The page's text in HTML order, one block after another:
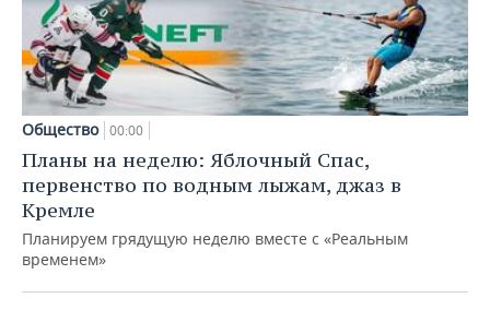
Общество 00:00
Планы на неделю: Яблочный Спас,
первенство по водным лыжам, джаз в
Кремле
Планируем грядущую неделю вместе с «Реальным
временем»